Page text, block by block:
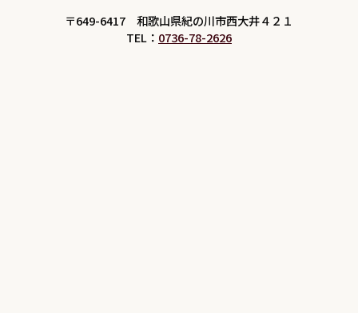
〒649-6417 和歌山県紀の川市西大井４２１
TEL： 0736-78-2626